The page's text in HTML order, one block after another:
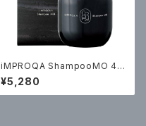
iMPROQA ShampooMO 40
0ml ¥5280(税込）
¥5,280